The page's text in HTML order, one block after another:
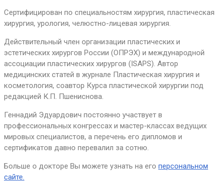
Сертифицирован по специальностям хирургия, пластическая
хирургия, урология, челюстно-лицевая хирургия.
Действительный член организации пластических и
эстетических хирургов России (ОПРЭХ) и международной
ассоциации пластических хирургов (ISAPS). Автор
медицинских статей в журнале Пластическая хирургия и
косметология, соавтор Курса пластической хирургии под
редакцией К.П. Пшениснова.
Геннадий Эдуардович постоянно участвует в
профессиональных конгрессах и мастер-классах ведущих
мировых специалистов, а перечень его дипломов и
сертификатов давно перевалил за сотню.
Больше о докторе Вы можете узнать на его персональном
сайте.